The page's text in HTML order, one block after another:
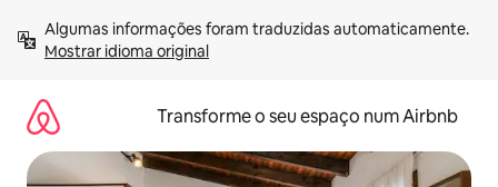
para
Mostrar idioma original
Transforme o seu espaço num Airbnb